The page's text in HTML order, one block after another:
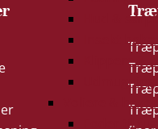
Hud &
Insekt
Klippere &
Voliere &
Foder til fugle